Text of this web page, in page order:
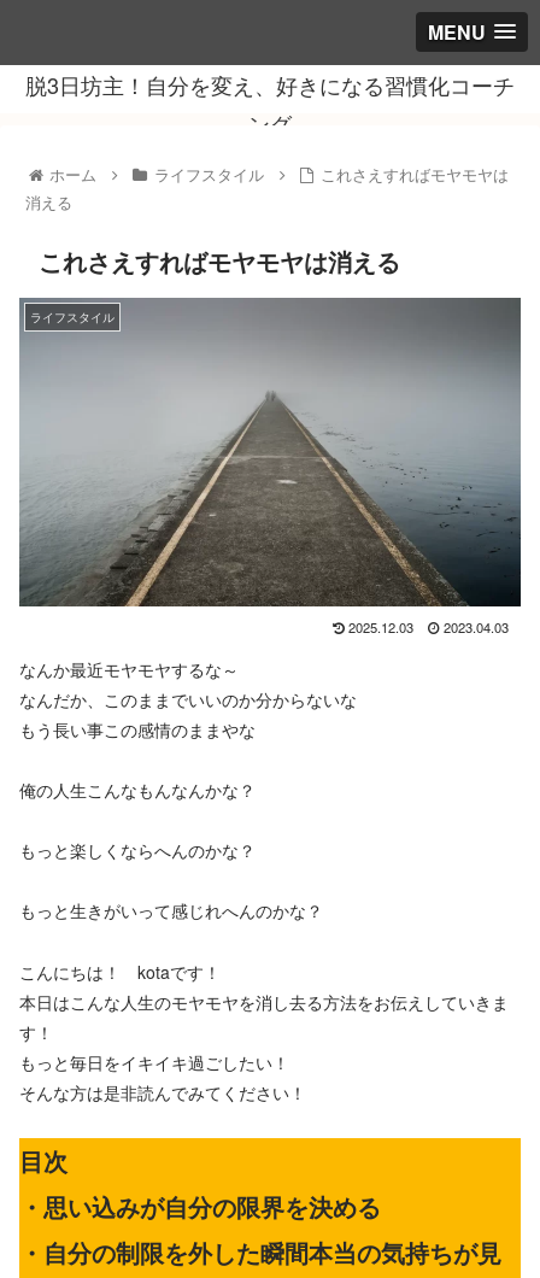
MENU
脱3日坊主！自分を変え、好きになる習慣化コーチ
ング
ホーム ライフスタイル
これさえすればモヤモヤは
消える
これさえすればモヤモヤは消える
ライフスタイル
2025.12.03 2023.04.03
なんか最近モヤモヤするな～
なんだか、このままでいいのか分からないな
もう長い事この感情のままやな
俺の人生こんなもんなんかな？
もっと楽しくならへんのかな？
もっと生きがいって感じれへんのかな？
こんにちは！ kotaです！
本日はこんな人生のモヤモヤを消し去る方法をお伝えしていきま
す！
もっと毎日をイキイキ過ごしたい！
そんな方は是非読んでみてください！
目次
・思い込みが自分の限界を決める
・自分の制限を外した瞬間本当の気持ちが見